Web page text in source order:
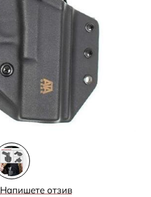
Напишете отзив